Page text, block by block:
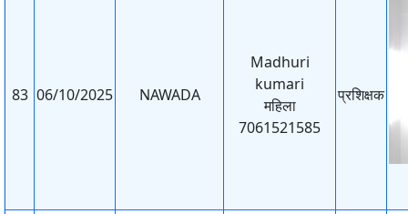
83 06/10/2025 NAWADA
Madhuri
kumari
महिला
7061521585
प्रशिक्षक